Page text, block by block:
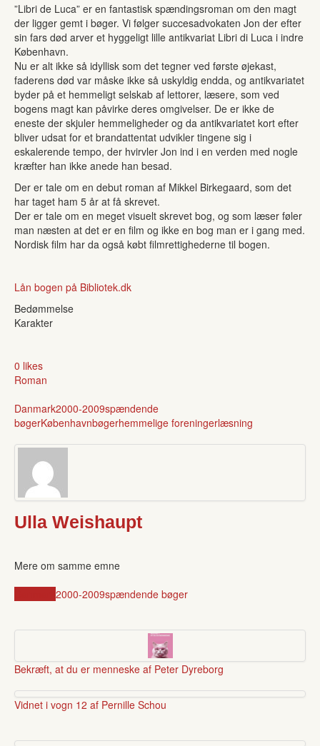
”Libri de Luca” er en fantastisk spændingsroman om den magt
der ligger gemt i bøger. Vi følger succesadvokaten Jon der efter
sin fars død arver et hyggeligt lille antikvariat Libri di Luca i indre
København.
Nu er alt ikke så idyllisk som det tegner ved første øjekast,
faderens død var måske ikke så uskyldig endda, og antikvariatet
byder på et hemmeligt selskab af lettorer, læsere, som ved
bogens magt kan påvirke deres omgivelser. De er ikke de
eneste der skjuler hemmeligheder og da antikvariatet kort efter
bliver udsat for et brandattentat udvikler tingene sig i
eskalerende tempo, der hvirvler Jon ind i en verden med nogle
kræfter han ikke anede han besad.
Der er tale om en debut roman af Mikkel Birkegaard, som det
har taget ham 5 år at få skrevet.
Der er tale om en meget visuelt skrevet bog, og som læser føler
man næsten at det er en film og ikke en bog man er i gang med.
Nordisk film har da også købt filmrettighederne til bogen.
Lån bogen på Bibliotek.dk
Bedømmelse
Karakter
0 likes
Roman
Danmark2000-2009spændende
bøgerKøbenhavnbøgerhemmelige foreningerlæsning
Ulla Weishaupt
Mere om samme emne
2000-2009spændende bøger
Bekræft, at du er menneske af Peter Dyreborg
Vidnet i vogn 12 af Pernille Schou